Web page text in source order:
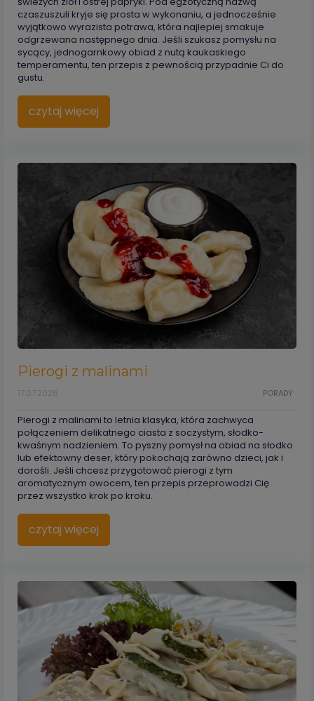
czaszuszuli kryje się prosta w wykonaniu, a jednocześnie
wyjątkowo wyrazista potrawa, która najlepiej smakuje
odgrzewana następnego dnia. Jeśli szukasz pomysłu na
sycący, jednogarnkowy obiad z nutą kaukaskiego
temperamentu, ten przepis z pewnością przypadnie Ci do
gustu.
czytaj więcej
Pierogi z malinami
PORADY
17.07.2026
Pierogi z malinami to letnia klasyka, która zachwyca
połączeniem delikatnego ciasta z soczystym, słodko-
kwaśnym nadzieniem. To pyszny pomysł na obiad na słodko
lub efektowny deser, który pokochają zarówno dzieci, jak i
dorośli. Jeśli chcesz przygotować pierogi z tym
aromatycznym owocem, ten przepis przeprowadzi Cię
przez wszystko krok po kroku.
czytaj więcej